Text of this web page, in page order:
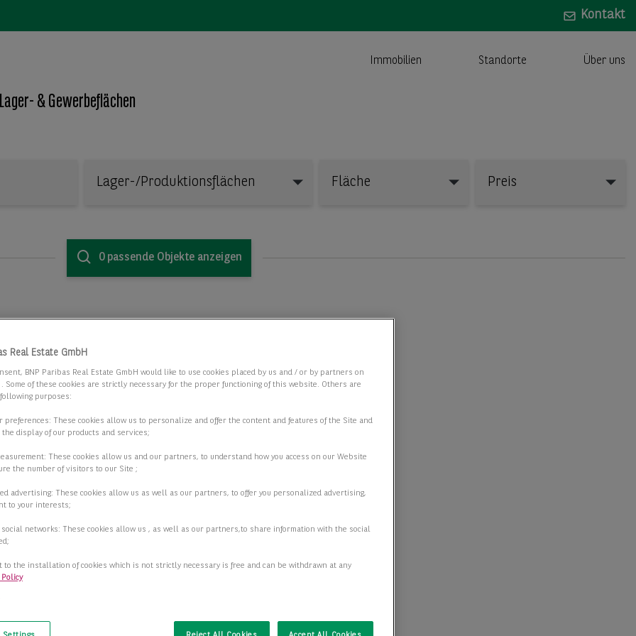
Kontakt
Immobilien Standorte Über uns
& Gewerbeflächen
Lager-/Produktionsflächen Fläche Preis
0 passende Objekte anzeigen
die Suchkriterien an.
- mitten in der
City
Düsseldorf
1.051,43 m 2
ab 341,59 m
Real Estate GmbH
BNP Paribas Real Estate GmbH would like to use cookies placed by us and / or by partners on
Some of these cookies are strictly necessary for the proper functioning of this website. Others are
purposes:
preferences: These cookies allow us to personalize and offer the content and features of the Site and
display of our products and services;
These cookies allow us and our partners, to understand how you access on our Website
the number of visitors to our Site ;
advertising: These cookies allow us as well as our partners, to offer you personalized advertising,
to your interests;
networks: These cookies allow us , as well as our partners,to share information with the social
to the installation of cookies which is not strictly necessary is free and can be withdrawn at any
Policy